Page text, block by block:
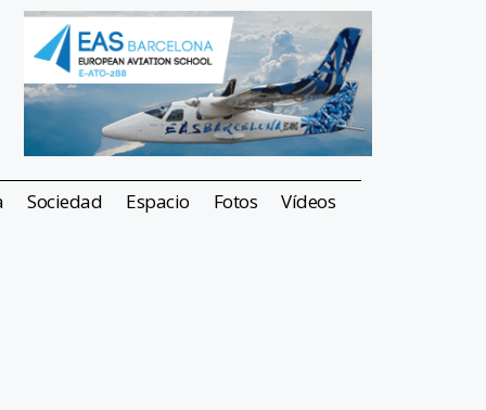
Sociedad Espacio Fotos Vídeos